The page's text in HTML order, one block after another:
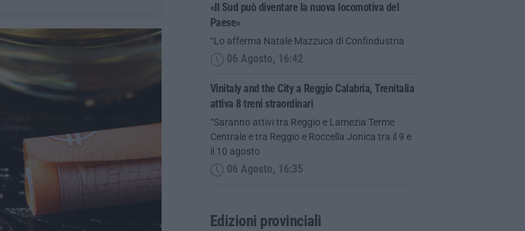
«Il Sud può diventare la nuova locomotiva del
Paese»
“Lo afferma Natale Mazzuca di Confindustria
06 Agosto, 16:42
Vinitaly and the City a Reggio Calabria, Trenitalia
attiva 8 treni straordinari
“Saranno attivi tra Reggio e Lamezia Terme
Centrale e tra Reggio e Roccella Jonica tra il 9 e
il 10 agosto
06 Agosto, 16:35
Edizioni provinciali